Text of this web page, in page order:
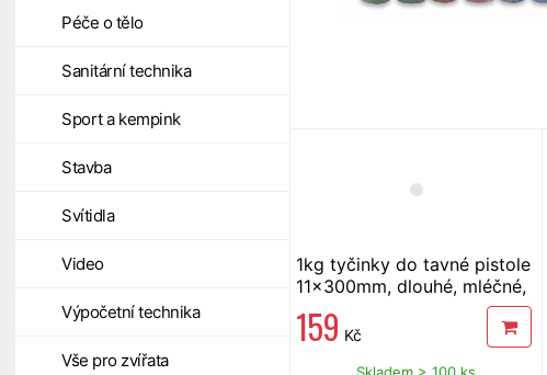
Péče o tělo
Sanitární technika
Sport a kempink
Stavba
Svítidla
Video
Výpočetní technika
Vše pro zvířata
1kg tyčinky do tavné pistole
11x300mm, dlouhé, mléčné,
159 Kč
Skladem > 100 ks